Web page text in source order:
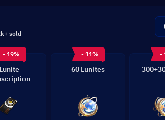
sold
- 19%
Lunite
- 11%
60 Lunites
-